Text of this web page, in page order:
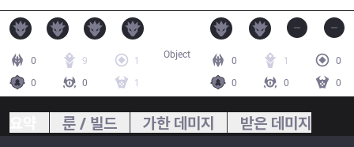
0 9
1
0
0 1
0 1
0
0
0 0
Object
룬 / 빌드 가한 데미지 받은 데미지